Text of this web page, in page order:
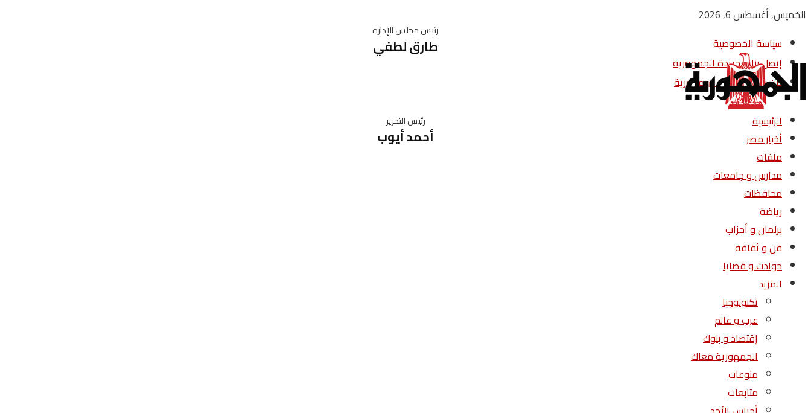
الخميس, أغسطس 6, 2026
سياسة الخصوصية
إتصل بنا – جريدة الجمهورية
من نحن – جريدة الجمهورية
رئيس مجلس الإدارة
طارق لطفي
رئيس التحرير
أحمد أيوب
الرئيسية
أخبار مصر
ملفات
مدارس و جامعات
محافظات
رياضة
برلمان و أحزاب
فن و ثقافة
حوادث و قضايا
المزيد
تكنولوجيا
عرب و عالم
إقتصاد و بنوك
الجمهورية معاك
منوعات
متابعات